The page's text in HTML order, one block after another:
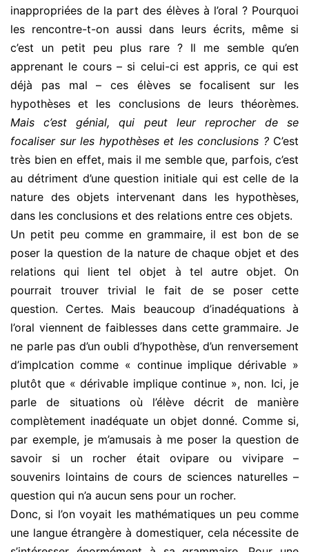
inappropriées de la part des élèves à l’oral ? Pourquoi
les rencontre-t-on aussi dans leurs écrits, même si
c’est un petit peu plus rare ? Il me semble qu’en
apprenant le cours – si celui-ci est appris, ce qui est
déjà pas mal – ces élèves se focalisent sur les
hypothèses et les conclusions de leurs théorèmes.
Mais c’est génial, qui peut leur reprocher de se
focaliser sur les hypothèses et les conclusions ?C’est
très bien en effet, mais il me semble que, parfois, c’est
au détriment d’une question initiale qui est celle de la
nature des objets intervenant dans les hypothèses,
dans les conclusions et des relations entre ces objets.
Un petit peu comme en grammaire, il est bon de se
poser la question de la nature de chaque objet et des
relations qui lient tel objet à tel autre objet. On
pourrait trouver trivial le fait de se poser cette
question. Certes. Mais beaucoup d’inadéquations à
l’oral viennent de faiblesses dans cette grammaire. Je
ne parle pas d’un oubli d’hypothèse, d’un renversement
d’implcation comme « continue implique dérivable »
plutôt que « dérivable implique continue », non. Ici, je
parle de situations où l’élève décrit de manière
complètement inadéquate un objet donné. Comme si,
par exemple, je m’amusais à me poser la question de
savoir si un rocher était ovipare ou vivipare –
souvenirs lointains de cours de sciences naturelles –
question qui n’a aucun sens pour un rocher.
Donc, si l’on voyait les mathématiques un peu comme
une langue étrangère à domestiquer, cela nécessite de